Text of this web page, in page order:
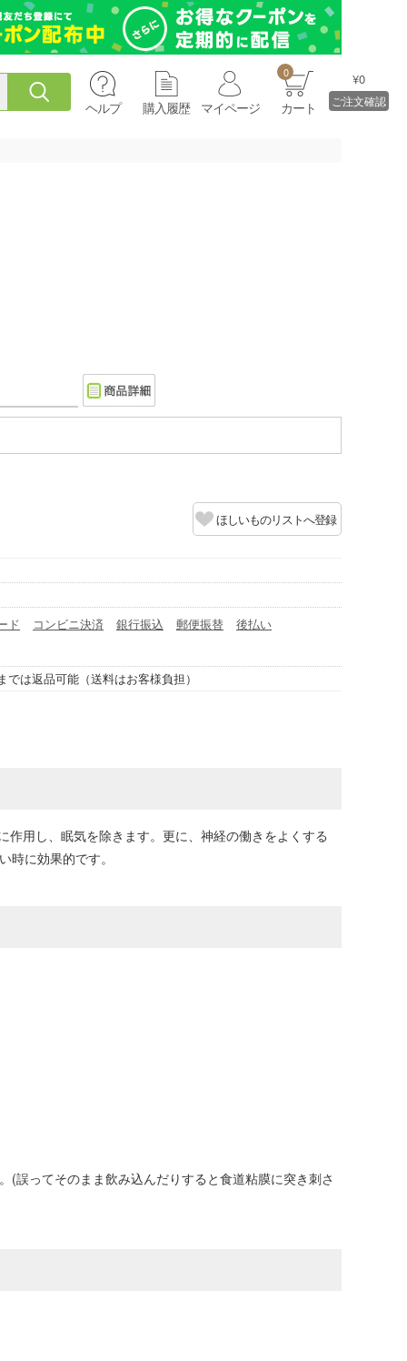
ヘルプ 購入履歴 マイページ
0
カート
¥0
ご注文確認
ほしいものリストへ登録
ド コンビニ決済 銀行振込 郵便振替 後払い
では返品可能（送料はお客様負担）
用し、眠気を除きます。更に、神経の働きをよくする
に効果的です。
誤ってそのまま飲み込んだりすると食道粘膜に突き刺さ